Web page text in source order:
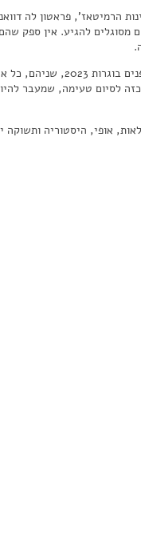
הם מסוגלים להגיע. אין ספק
מכאן ירדנו דרומה לשאטונף דו פאפ, האדום של פאגו 2001, והלבן של שאטו
לסיום טעימה, שמעבר
אופי, היסטוריה ותשוקה